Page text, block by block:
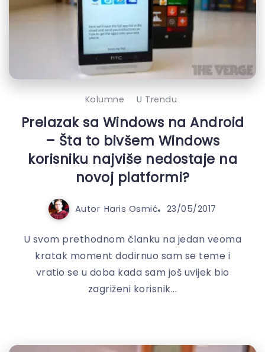
Kolumne U Trendu
Prelazak sa Windows na Android
– Šta to bivšem Windows
korisniku najviše nedostaje na
novoj platformi?
Autor Haris Osmić 23/05/2017
U svom prethodnom članku na jedan veoma
kratak moment dodirnuo sam se teme i
vratio se u doba kada sam još uvijek bio
zagriženi korisnik...